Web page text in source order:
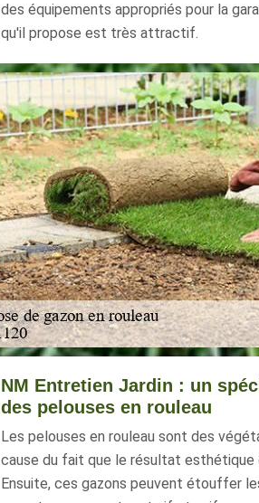
des équipements appropriés pour la
qu'il propose est très attractif.
NM Entretien Jardin : un
des pelouses en rouleau
Les pelouses en rouleau sont des
cause du fait que le résultat esthétique
Ensuite, ces gazons peuvent étouffer